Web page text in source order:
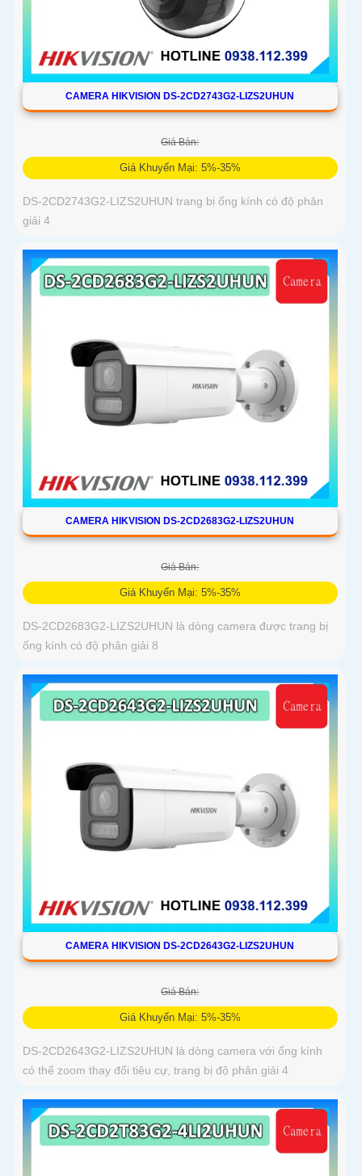
CAMERA HIKVISION DS-2CD2743G2-LIZS2UHUN
Giá Bán:
Giá Khuyến Mại: 5%-35%
DS-2CD2743G2-LIZS2UHUN trang bị ống kính có độ phân
giải 4
CAMERA HIKVISION DS-2CD2683G2-LIZS2UHUN
Giá Bán:
Giá Khuyến Mại: 5%-35%
DS-2CD2683G2-LIZS2UHUN là dòng camera được trang bị
ống kính có độ phân giải 8
CAMERA HIKVISION DS-2CD2643G2-LIZS2UHUN
Giá Bán:
Giá Khuyến Mại: 5%-35%
DS-2CD2643G2-LIZS2UHUN là dòng camera với ống kính
có thể zoom thay đổi tiêu cự, trang bị độ phân giải 4